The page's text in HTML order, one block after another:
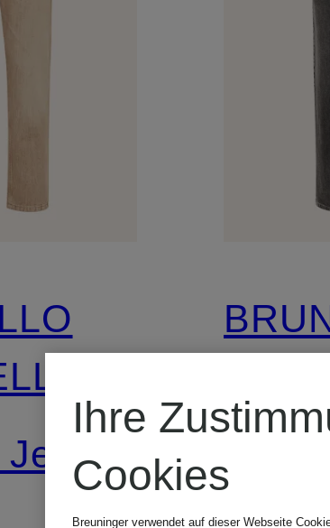
Ihre
Cookies
Breuninger verwendet auf dieser Webseite